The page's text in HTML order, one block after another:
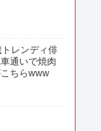
トレンディ俳
通いで焼肉
ちらwww